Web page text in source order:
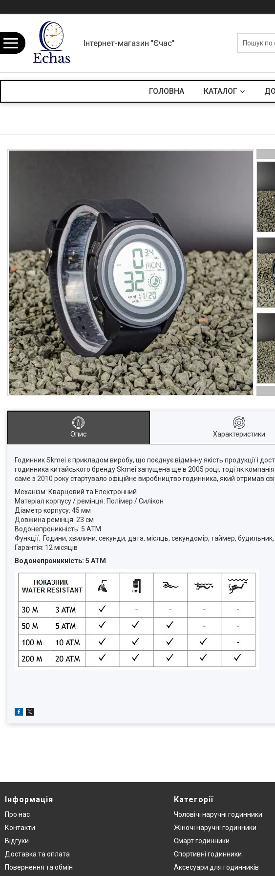
Інтернет-магазин "Єчас"
ГОЛОВНА КАТАЛОГ
Опис Характеристики
Годинник Skmei є прикладом виробу, що поєднує відмінну якість продукції і
годинника китайського бренду Skmei запущена ще в 2005 році, тоді як
саме з 2010 року стартувало офіційне виробництво годинника, який отримав
Механізм: Кварцовий та Електронний
Матеріал корпусу / ремінця: Полімер / Силікон
Діаметр корпусу: 45 мм
Довжина ремінця: 23 см
Водонепроникність: 5 ATM
Функції: Години, хвилини, секунди, дата, місяць, секундомір, таймер,
Гарантія: 12 місяців
Водонепроникність: 5 ATM
Інформація
Про нас
Контакти
Відгуки
Доставка та оплата
Повернення та обмін
Категорії
Чоловічі наручні годинники
Жіночі наручні годинники
Смарт годинники
Спортивні годинники
Аксесуари для годинників